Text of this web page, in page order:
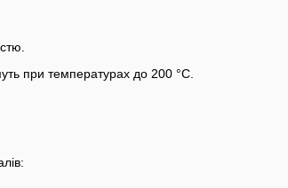
при температурах до 200 °C.